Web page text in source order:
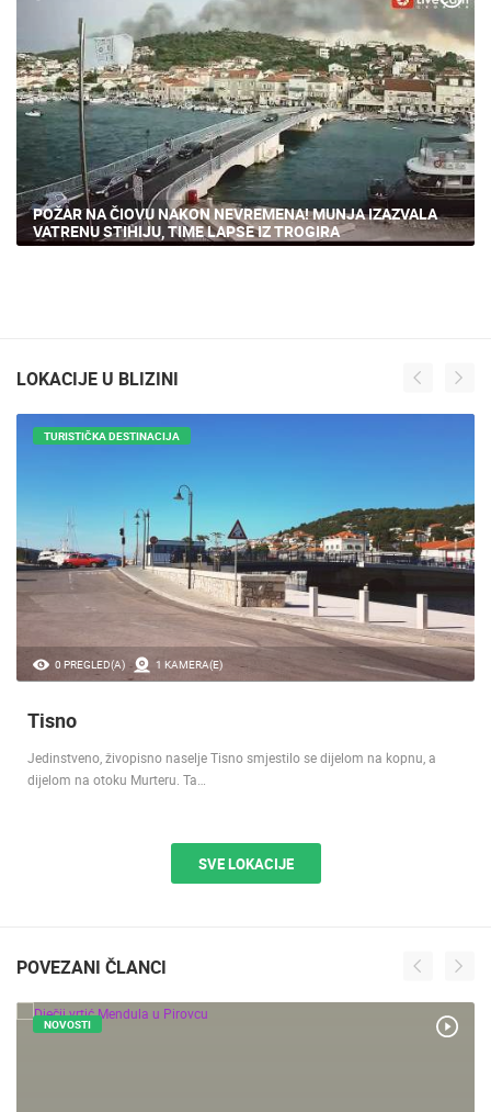
POŽAR NA ČIOVU NAKON NEVREMENA! MUNJA IZAZVALA
VATRENU STIHIJU, TIME LAPSE IZ TROGIRA
LOKACIJE U BLIZINI
0 PREGLED(A) 1 KAMERA(E)
TURISTIČKA DESTINACIJA
Tisno
Jedinstveno, živopisno naselje Tisno smjestilo se dijelom na kopnu, a
dijelom na otoku Murteru. Ta…
SVE LOKACIJE
POVEZANI ČLANCI
NOVOSTI